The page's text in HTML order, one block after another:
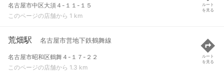
名古屋市中区大須４-１１-１５
このページの店舗から 1 km
ルート
を見る
荒畑駅 名古屋市営地下鉄鶴舞線
名古屋市昭和区鶴舞４-１７-２２
このページの店舗から 1.3 km
ルート
を見る